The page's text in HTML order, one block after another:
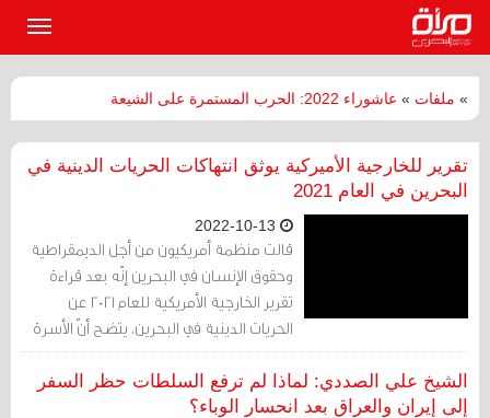
» ملفات » عاشوراء 2022: الحرب المستمرة على الشيعة
تقرير للخارجية الأميركية يوثق انتهاكات الحريات الدينية في
البحرين في العام 2021
قالت منظمة أمريكيون من أجل الديمقراطية
وحقوق الإنسان في البحرين إنّه بعد قراءة
تقرير الخارجية الأمريكية للعام 2021 عن
الحريات الدينية في البحرين، يتضح أنّ الأسرة
الحاكمة تستخدم التمييز الديني كأداة
للحفاظ على سلطتها وتمارس التّبييض في
التعايش بين الأديان للتعتيم على انتهاكاتها
الشيخ علي الصددي: لماذا لم ترفع السلطات حظر السفر
إلى إيران والعراق بعد انحسار الوباء؟